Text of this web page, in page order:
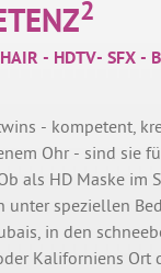
2
- HDTV- SFX -
- kompetent,
Ohr - sind sie
als HD Maske im
unter speziellen
in den
Kaliforniens Ort